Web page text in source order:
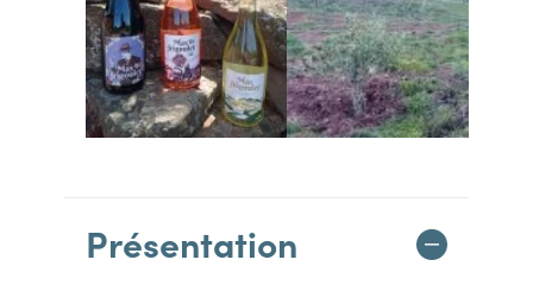
Présentation